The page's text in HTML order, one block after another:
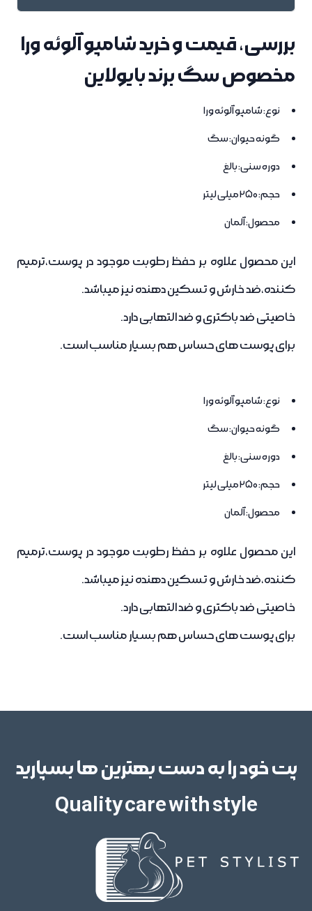
بررسی، قیمت و خرید شامپو آلوئه ورا
مخصوص سگ برند بایولاین
نوع: شامپو آلوئه ورا
گونه حیوان: سگ
دوره سنی: بالغ
حجم: 250 میلی لیتر
محصول: آلمان
این محصول علاوه بر حفظ رطوبت موجود در پوست،ترمیم
کننده،ضد خارش و تسکین دهنده نیز میباشد.
خاصیتی ضد باکتری و ضد التهابی دارد.
برای پوست های حساس هم بسیار مناسب است.
نوع: شامپو آلوئه ورا
گونه حیوان: سگ
دوره سنی: بالغ
حجم: 250 میلی لیتر
محصول: آلمان
این محصول علاوه بر حفظ رطوبت موجود در پوست،ترمیم
کننده،ضد خارش و تسکین دهنده نیز میباشد.
خاصیتی ضد باکتری و ضد التهابی دارد.
برای پوست های حساس هم بسیار مناسب است.
پت خود را به دست بهترین ها بسپارید
Quality care with style